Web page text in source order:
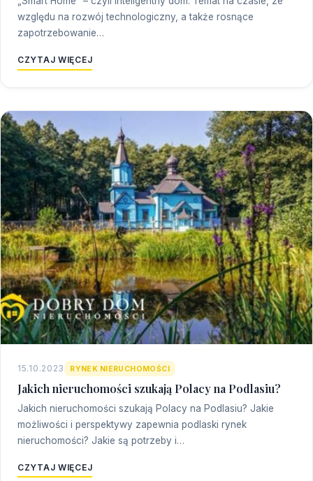
względu na rozwój technologiczny, a także rosnące
zapotrzebowanie…
CZYTAJ WIĘCEJ
15.10.2023 RYNEK NIERUCHOMOŚCI
Jakich nieruchomości szukają Polacy na Podlasiu?
Jakich nieruchomości szukają Polacy na Podlasiu? Jakie
możliwości i perspektywy zapewnia podlaski rynek
nieruchomości? Jakie są potrzeby i…
CZYTAJ WIĘCEJ